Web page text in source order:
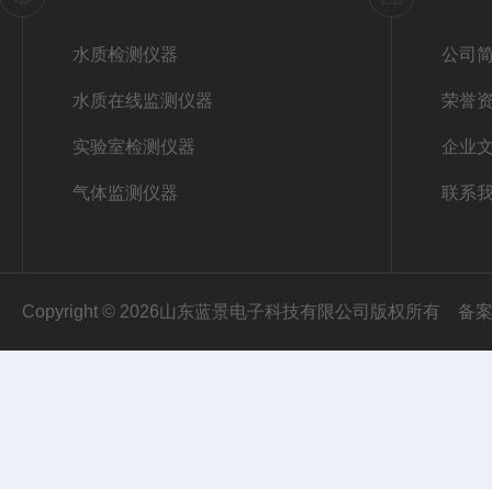
水质检测仪器
水质在线监测仪器
实验室检测仪器
气体监测仪器
公司
荣誉
企业
联系
Copyright © 2026山东蓝景电子科技有限公司版权所有 备